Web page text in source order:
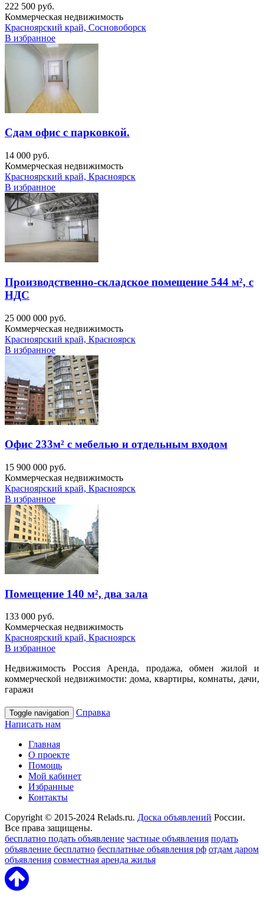
222 500 руб.
Коммерческая недвижимость
Красноярский край, Сосновоборск
В избранное
Сдам офис с парковкой.
14 000 руб.
Коммерческая недвижимость
Красноярский край, Красноярск
В избранное
Производственно-складское помещение 544 м², с
НДС
25 000 000 руб.
Коммерческая недвижимость
Красноярский край, Красноярск
В избранное
Офис 233м² с мебелью и отдельным входом
15 900 000 руб.
Коммерческая недвижимость
Красноярский край, Красноярск
В избранное
Помещение 140 м², два зала
133 000 руб.
Коммерческая недвижимость
Красноярский край, Красноярск
В избранное
Недвижимость Россия Аренда, продажа, обмен жилой и
коммерческой недвижимости: дома, квартиры, комнаты, дачи,
гаражи
Toggle navigation
Справка
Написать нам
Главная
О проекте
Помощь
Мой кабинет
Избранные
Контакты
Copyright © 2015-2024 Relads.ru. Доска объявлений России.
Все права защищены.
бесплатно подать объявление частные объявления подать
объявление бесплатно бесплатные объявления рф отдам даром
объявления совместная аренда жилья